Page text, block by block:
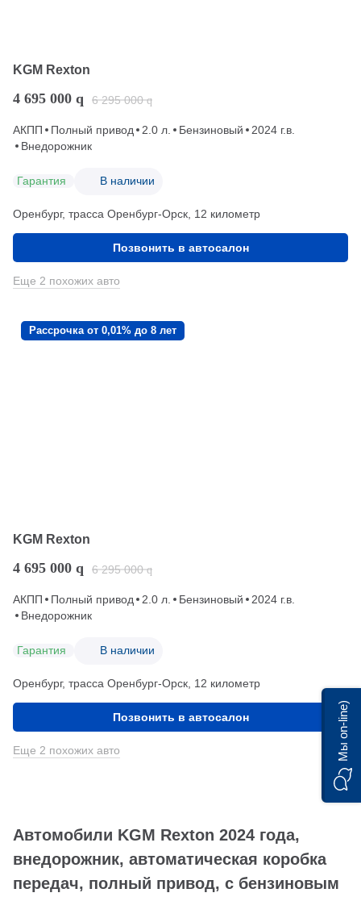
KGM Rexton
4 695 000 q 6 295 000 q
АКПП Полный привод 2.0 л. Бензиновый
2024 г.в.
Внедорожник
Гарантия В наличии
Оренбург, трасса Оренбург-Орск, 12 километр
Позвонить в автосалон
Еще 2 похожих авто
Рассрочка от 0,01% до 8 лет
KGM Rexton
4 695 000 q 6 295 000 q
АКПП Полный привод 2.0 л. Бензиновый
2024 г.в.
Внедорожник
Гарантия В наличии
Оренбург, трасса Оренбург-Орск, 12 километр
Позвонить в автосалон
Еще 2 похожих авто
Автомобили KGM Rexton 2024 года,
внедорожник, автоматическая коробка
передач, полный привод, с бензиновым
Мы on-line)